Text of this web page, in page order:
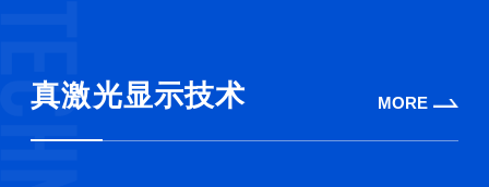
真激光显示技术 MORE